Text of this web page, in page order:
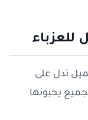
تدل على
يحبونها